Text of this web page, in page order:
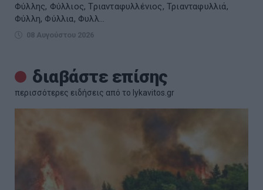
Φύλλης, Φύλλιος, Τριανταφυλλένιος, Τριανταφυλλιά,
Φύλλη, Φύλλια, Φυλλ...
08 Αυγούστου 2026
διαβάστε επίσης
περισσότερες ειδήσεις από το lykavitos.gr